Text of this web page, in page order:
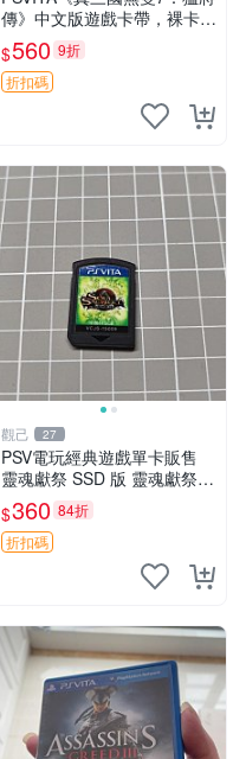
傳》中文版遊戲卡帶，裸卡未
包裝，成色佳，功能良好，專
機兼容，即發，嚴選，適合收
藏 無包 軟硬體 正常
$560 9折
折扣碼
觀己 27
PSV電玩經典遊戲單卡販售
靈魂獻祭 SSD 版 靈魂獻祭 P
SV 卡帶 二手原裝日本版本裸
卡 適合 PSV 主機的靈魂獻祭
SSD版日版裸卡 靈魂獻祭
$360 84折
折扣碼